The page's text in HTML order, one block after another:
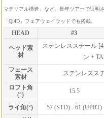
マテリアル構造」など、長年ツアーで証明
「Qi4D」フェアウェイウッドでも搭載。
HEAD #3
ヘッド素
材
ステンレススチール
ン +
フェース
素材
ステンレスス
ロフト角
(°)
15.5
ライ角(°) 57 (STD) - 61 (UPRT)